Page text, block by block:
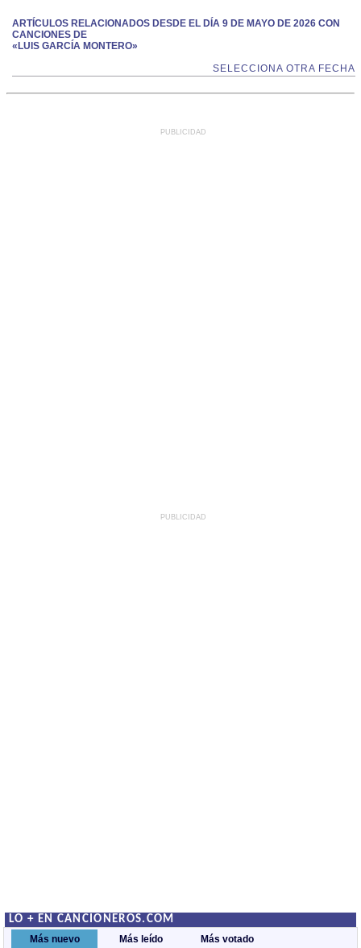
ARTÍCULOS RELACIONADOS DESDE EL DÍA 9 DE MAYO DE 2026 CON
CANCIONES DE
«LUIS GARCÍA MONTERO»
SELECCIONA OTRA FECHA
PUBLICIDAD
PUBLICIDAD
LO + EN CANCIONEROS.COM
Más nuevo Más leído Más votado